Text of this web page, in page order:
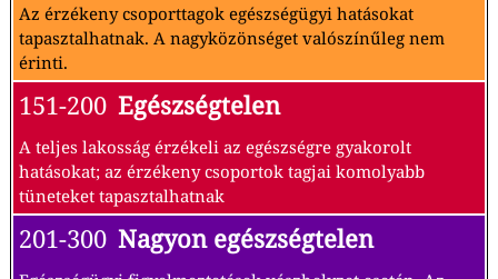
Az érzékeny csoporttagok egészségügyi hatásokat
tapasztalhatnak. A nagyközönséget valószínűleg nem
érinti.
151-200 Egészségtelen
A teljes lakosság érzékeli az egészségre gyakorolt
hatásokat; az érzékeny csoportok tagjai komolyabb
tüneteket tapasztalhatnak
201-300 Nagyon egészségtelen